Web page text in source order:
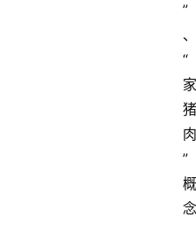
”
、
“
家
猪
肉
”
概
念